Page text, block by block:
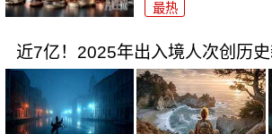
最热
近7亿！2025年出入境人次创历